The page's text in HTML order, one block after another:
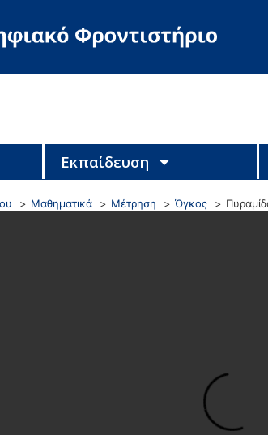
Εκπαίδευση
Μαθηματικά Μέτρηση Όγκος